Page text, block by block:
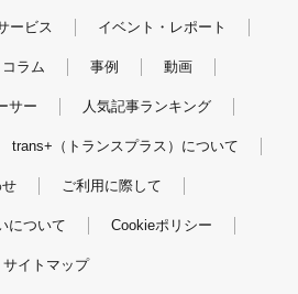
ービス イベント・レポート
コラム 事例 動画
サー 人気記事ランキング
trans+（トランスプラス）について
ご利用に際して
について Cookieポリシー
サイトマップ